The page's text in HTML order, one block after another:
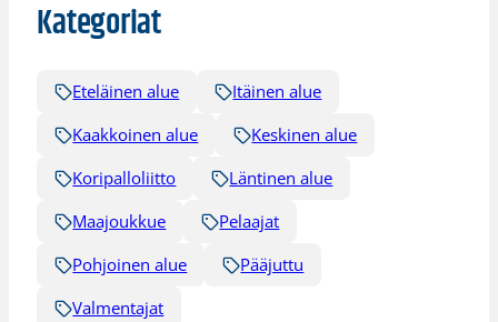
Kategoriat
Eteläinen alue
Itäinen alue
Kaakkoinen alue
Keskinen alue
Koripalloliitto
Läntinen alue
Maajoukkue
Pelaajat
Pohjoinen alue
Pääjuttu
Valmentajat